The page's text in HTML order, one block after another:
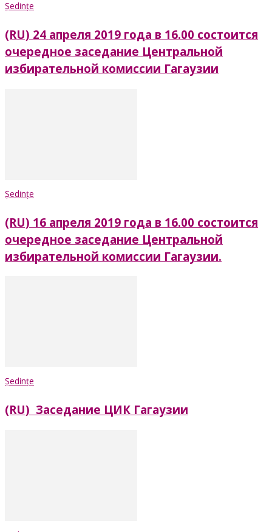
Ședințe
(RU) 24 апреля 2019 года в 16.00 состоится
очередное заседание Центральной
избирательной комиссии Гагаузии
Ședințe
(RU) 16 апреля 2019 года в 16.00 состоится
очередное заседание Центральной
избирательной комиссии Гагаузии.
Ședințe
(RU) Заседание ЦИК Гагаузии